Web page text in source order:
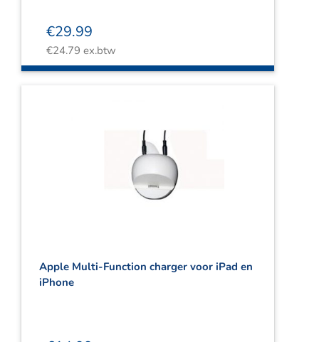
€29.99
€24.79 ex.btw
Apple Multi-Function charger voor iPad en
iPhone